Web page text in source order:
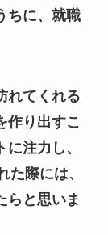
ちに、就職
れてくれる
作り出すこ
注力し、
た際には、
らと思いま